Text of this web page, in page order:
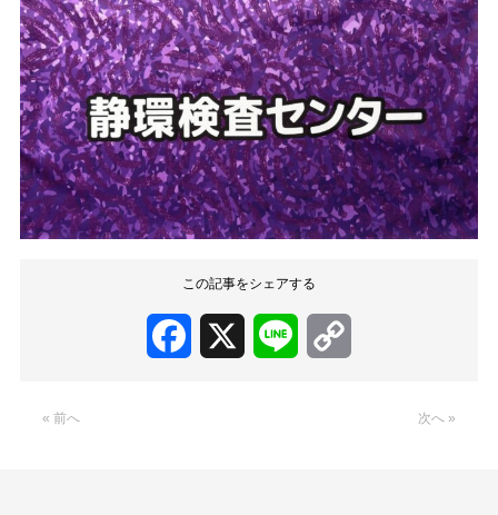
この記事をシェアする
Facebook Line
« 前へ 次へ »